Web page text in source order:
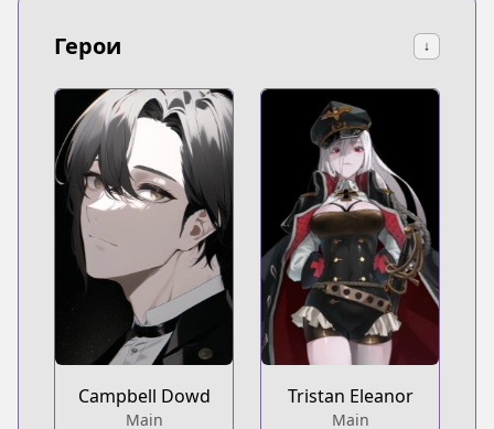
Герои ↓
Campbell Dowd
Main
Tristan Eleanor
Main